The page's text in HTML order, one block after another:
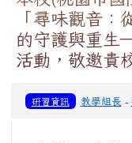
「尋味觀音：
的守護與重生
活動，敬邀貴
研習資訊 教學組長 -